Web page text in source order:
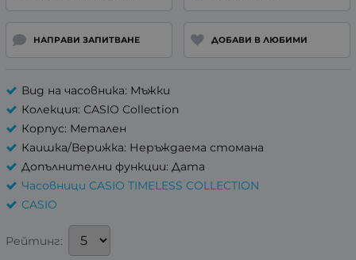
НАПРАВИ ЗАПИТВАНЕ ДОБАВИ В ЛЮБИМИ
Вид на часовника: Мъжки
Колекция: CASIO Collection
Корпус: Метален
Каишка/Верижка: Неръждаема стомана
Допълнителни функции: Дата
Часовници CASIO TIMELESS COLLECTION
CASIO
Рейтинг: